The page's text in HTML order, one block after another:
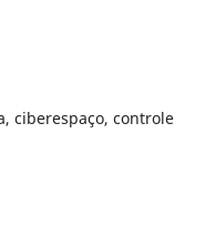
ciberespaço, controle